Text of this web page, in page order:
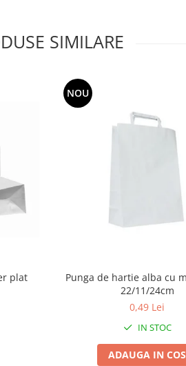
SIMILARE
plat
NOU
Punga de hartie alba cu
22/11/24cm
0,49 Lei
IN STOC
ADAUGA IN COS